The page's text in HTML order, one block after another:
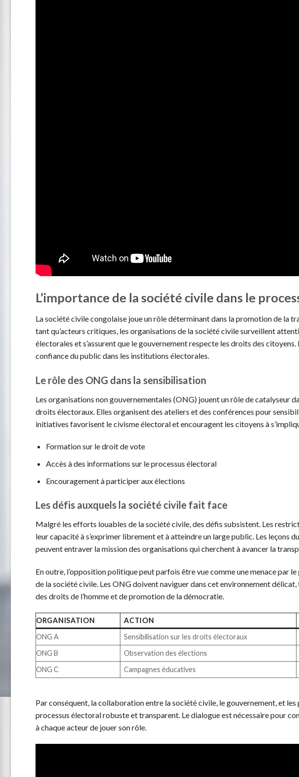
L’importance de la société civile dans le
La société civile congolaise joue un rôle déterminant dans la promotion de la
tant qu’acteurs critiques, les organisations de la société civile surveillent
électorales et s’assurent que le gouvernement respecte les droits des
confiance du public dans les institutions électorales.
Le rôle des ONG dans la sensibilisation
Les organisations non gouvernementales (ONG) jouent un rôle de catalyseur
droits électoraux. Elles organisent des ateliers et des conférences pour
initiatives favorisent le civisme électoral et encouragent les citoyens à
Formation sur le droit de vote
Accès à des informations sur le processus électoral
Encouragement à participer aux élections
Les défis auxquels la société civile fait face
Malgré les efforts louables de la société civile, des défis subsistent. Les
leur capacité à s’exprimer librement et à atteindre un large public. Les leçons
peuvent entraver la mission des organisations qui cherchent à avancer la
En outre, l’opposition politique peut parfois être vue comme une menace par
de la société civile. Les ONG doivent naviguer dans cet environnement
des droits de l’homme et de promotion de la démocratie.
ORGANISATION ACTION
ONG A
Sensibilisation sur les droits électoraux
ONG B
Observation des élections
ONG C
Campagnes éducatives
Par conséquent, la collaboration entre la société civile, le gouvernement, et
processus électoral robuste et transparent. Le dialogue est nécessaire pour
à chaque acteur de jouer son rôle.